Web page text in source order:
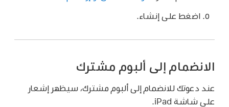
اضغط على إنشاء.
الانضمام إلى ألبوم مشترك
عند دعوتك للانضمام إلى ألبوم مشترك، سيظهر إشعار
على شاشة iPad.